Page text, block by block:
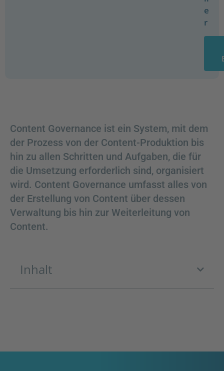
e
r
Content Governance ist ein System, mit dem
der Prozess von der Content-Produktion bis
hin zu allen Schritten und Aufgaben, die für
die Umsetzung erforderlich sind, organisiert
wird. Content Governance umfasst alles von
der Erstellung von Content über dessen
Verwaltung bis hin zur Weiterleitung von
Content.
Inhalt